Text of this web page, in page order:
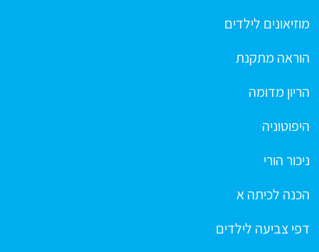
מוזיאונים לילדים
הוראה מתקנת
הריון מדומה
היפוטוניה
ניכור הורי
הכנה לכיתה א
דפי צביעה לילדים